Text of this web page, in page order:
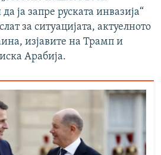
ја запре руската инвазија“
за ситуацијата, актуелното
изјавите на Трамп и
Арабија.